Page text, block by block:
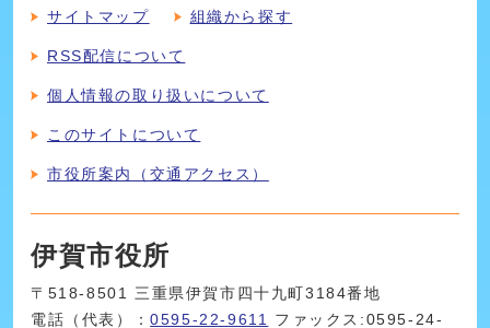
サイトマップ 組織から探す
RSS配信について
個人情報の取り扱いについて
このサイトについて
市役所案内（交通アクセス）
伊賀市役所
〒518-8501 三重県伊賀市四十九町3184番地
電話（代表）：0595-22-9611 ファックス:0595-24-